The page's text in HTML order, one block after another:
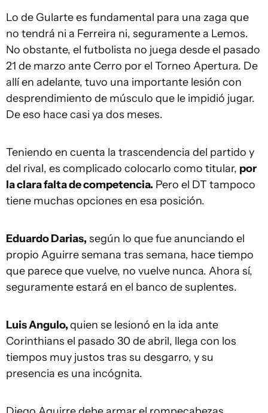
Lo de Gularte es fundamental para una zaga que
no tendrá ni a Ferreira ni, seguramente a Lemos.
No obstante, el futbolista no juega desde el pasado
21 de marzo ante Cerro por el Torneo Apertura. De
allí en adelante, tuvo una importante lesión con
desprendimiento de músculo que le impidió jugar.
De eso hace casi ya dos meses.
Teniendo en cuenta la trascendencia del partido y
del rival, es complicado colocarlo como titular, por
la clara falta de competencia. Pero el DT tampoco
tiene muchas opciones en esa posición.
Eduardo Darias, según lo que fue anunciando el
propio Aguirre semana tras semana, hace tiempo
que parece que vuelve, no vuelve nunca. Ahora sí,
seguramente estará en el banco de suplentes.
Luis Angulo,quien se lesionó en la ida ante
Corinthians el pasado 30 de abril, llega con los
tiempos muy justos tras su desgarro, y su
presencia es una incógnita.